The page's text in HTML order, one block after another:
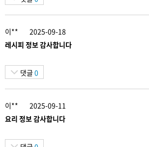
이**
2025-09-18
레시피 정보 감사합니다
댓글 0
이**
2025-09-11
요리 정보 감사합니다